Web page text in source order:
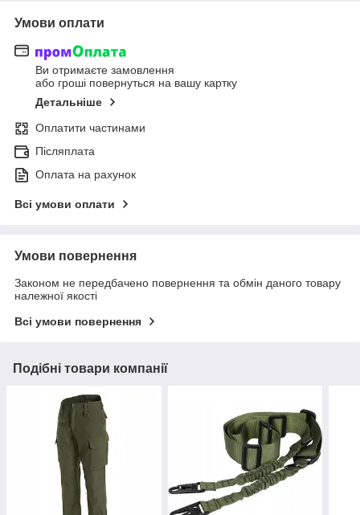
Умови оплати
Ви отримаєте замовлення
або гроші повернуться на вашу картку
Детальніше
Оплатити частинами
Післяплата
Оплата на рахунок
Всі умови оплати
Умови повернення
Законом не передбачено повернення та обмін даного товару
належної якості
Всі умови повернення
Подібні товари компанії